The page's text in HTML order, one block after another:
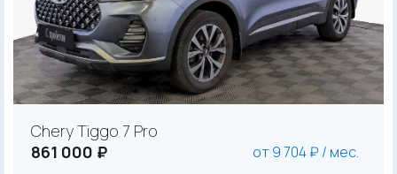
Chery Tiggo 7 Pro
861 000 ₽
от 9 704 ₽ / мес.